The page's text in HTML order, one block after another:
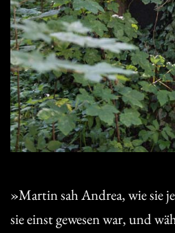
»Martin sah Andrea, wie sie
sie einst gewesen war, und